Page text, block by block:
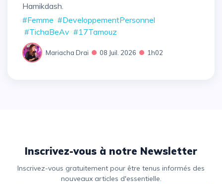
Hamikdash.
#Femme #DeveloppementPersonnel
#TichaBeAv #17Tamouz
Mariacha Drai 08 Juil. 2026 1h02
Inscrivez-vous à notre Newsletter
Inscrivez-vous gratuitement pour être tenus informés des
nouveaux articles d'essentielle.